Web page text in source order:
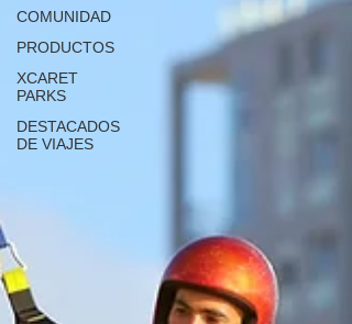
COMUNIDAD
PRODUCTOS
XCARET
PARKS
DESTACADOS
DE VIAJES